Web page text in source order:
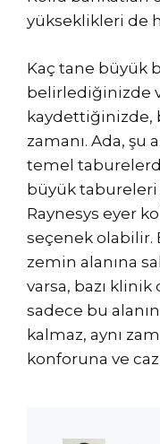
yükseklikleri de
Kaç tane büyük
belirlediğinizde
kaydettiğinizde,
zamanı. Ada,
temel
büyük tabureleri
Raynesys eyer
seçenek olabilir.
zemin alanına
varsa, bazı
sadece bu
kalmaz, aynı
konforuna ve